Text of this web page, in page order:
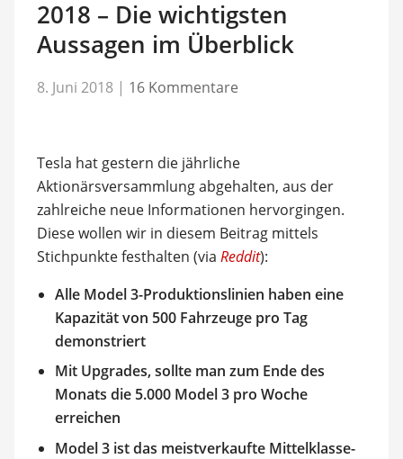
2018 – Die wichtigsten
Aussagen im Überblick
8. Juni 2018 | 16 Kommentare
Tesla hat gestern die jährliche
Aktionärsversammlung abgehalten, aus der
zahlreiche neue Informationen hervorgingen.
Diese wollen wir in diesem Beitrag mittels
Stichpunkte festhalten (via Reddit):
Alle Model 3-Produktionslinien haben eine
Kapazität von 500 Fahrzeuge pro Tag
demonstriert
Mit Upgrades, sollte man zum Ende des
Monats die 5.000 Model 3 pro Woche
erreichen
Model 3 ist das meistverkaufte Mittelklasse-